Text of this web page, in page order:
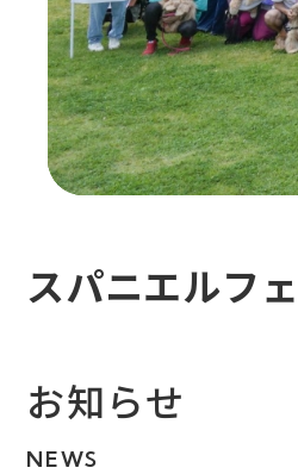
スパニエルフ
お知らせ
NEWS